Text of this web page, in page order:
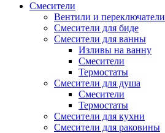
Смесители
Вентили и переключатели
Смесители для биде
Смесители для ванны
Изливы на ванну
Смесители
Термостаты
Смесители для душа
Смесители
Термостаты
Смесители для кухни
Смесители для раковины